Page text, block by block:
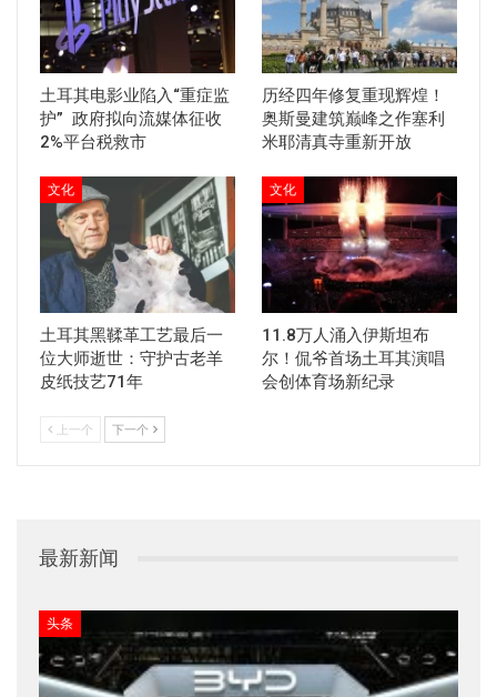
土耳其电影业陷入“重症监
护” 政府拟向流媒体征收
2%平台税救市
历经四年修复重现辉煌！
奥斯曼建筑巅峰之作塞利
米耶清真寺重新开放
文化
土耳其黑鞣革工艺最后一
位大师逝世：守护古老羊
皮纸技艺71年
文化
11.8万人涌入伊斯坦布
尔！侃爷首场土耳其演唱
会创体育场新纪录
上一个 下一个
最新新闻
头条